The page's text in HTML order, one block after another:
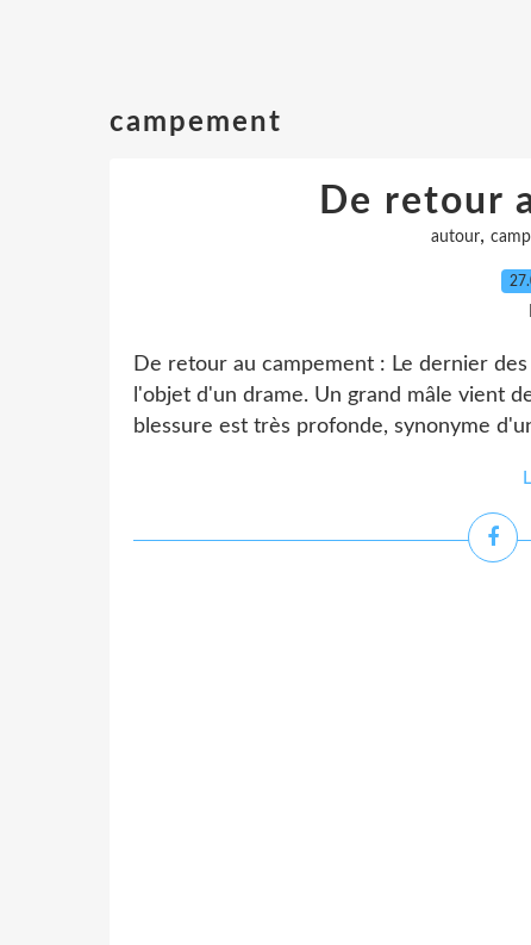
campement
De retour
autour,
De retour au campement : Le dernier
l'objet d'un drame. Un grand mâle vient
blessure est très profonde, synonyme